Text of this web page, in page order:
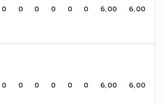
0 0 0 0 0 0 6,00 6,00
0 0 0 0 0 0 6,00 6,00